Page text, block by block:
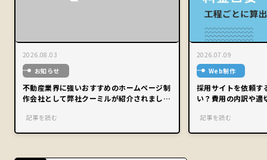
2026.08.03
お知らせ
不動産業界に強いおすすめのホームページ制
作会社として弊社クーミルが紹介されまし
記事を読む
2026.07.09
Web制作
採用サイトを依頼す
い？費用の内訳や適
記事を読む